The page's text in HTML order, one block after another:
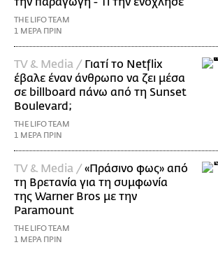
THE LIFO TEAM
1 ΜΕΡΑ ΠΡΙΝ
TV & Media / Γιατί το Netflix
έβαλε έναν άνθρωπο να ζει μέσα
σε billboard πάνω από τη Sunset
Boulevard;
THE LIFO TEAM
1 ΜΕΡΑ ΠΡΙΝ
TV & Media /«Πράσινο φως» από
τη Βρετανία για τη συμφωνία
της Warner Bros με την
Paramount
THE LIFO TEAM
1 ΜΕΡΑ ΠΡΙΝ